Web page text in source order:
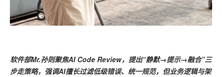
软件部Mr.孙则聚焦AI Code Review，提出“静默→提示→融合”三
步走策略，强调AI擅长过滤低级错误、统一规范，但业务逻辑与架